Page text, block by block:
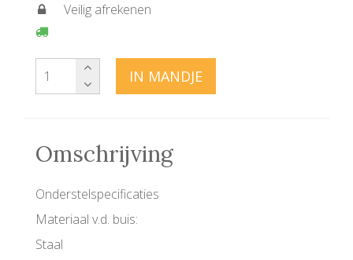
Veilig afrekenen
IN MANDJE
Omschrijving
Onderstelspecificaties
Materiaal v.d. buis:
Staal